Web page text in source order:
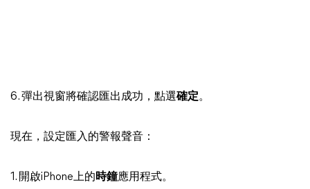
6. 彈出視窗將確認匯出成功，點選確定。
現在，設定匯入的警報聲音：
1. 開啟iPhone上的時鐘應用程式。